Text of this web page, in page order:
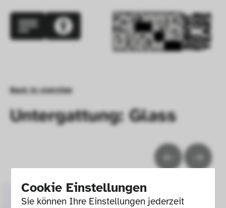
Cookie Einstellungen
Sie können Ihre Einstellungen jederzeit
Back to overview
Untergattung: Glass